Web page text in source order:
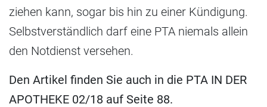
ziehen kann, sogar bis hin zu einer Kündigung.
Selbstverständlich darf eine PTA niemals allein
den Notdienst versehen.
Den Artikel finden Sie auch in die PTA IN DER
APOTHEKE 02/18 auf Seite 88.